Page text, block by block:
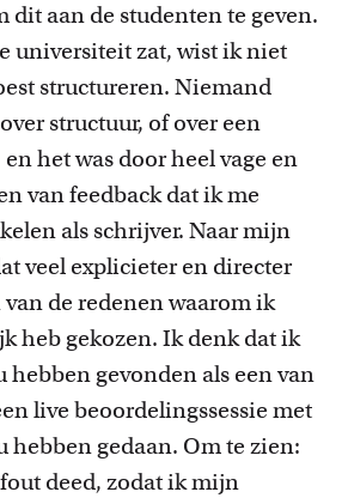
dit aan de studenten te geven.
universiteit zat,wistikniet
structureren. Niemand
over structuur, of over een
en het was door heel vage en
vanfeedbackdat ik me
als schrijver. Naar mijn
veel explicieter en directer
van de redenen waarom ik
heb gekozen. Ik denk dat ik
hebben gevonden als een van
live beoordelingssessie met
hebben gedaan. Om te zien:
deed, zodat ik mijn